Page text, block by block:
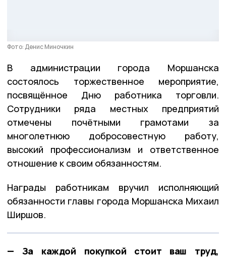
Фото: Денис Миночкин
В администрации города Моршанска
состоялось торжественное мероприятие,
посвящённое Дню работника торговли.
Сотрудники ряда местных предприятий
отмечены почётными грамотами за
многолетнюю добросовестную работу,
высокий профессионализм и ответственное
отношение к своим обязанностям.
Награды работникам вручил исполняющий
обязанности главы города Моршанска Михаил
Ширшов.
— За каждой покупкой стоит ваш труд,